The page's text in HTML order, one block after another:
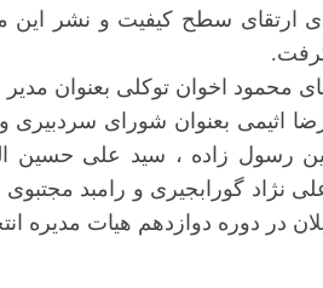
برای ارتقای سطح کیفیت و نشر
محمود اخوان توکلی بعنوان
اثیمی بعنوان شورای سردبیری
رسول زاده ، سید علی حسین
نژاد گورابجیری و رامبد مجتبوی
در دوره دوازدهم هیات مدیره